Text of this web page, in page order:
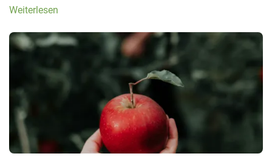
Weiterlesen